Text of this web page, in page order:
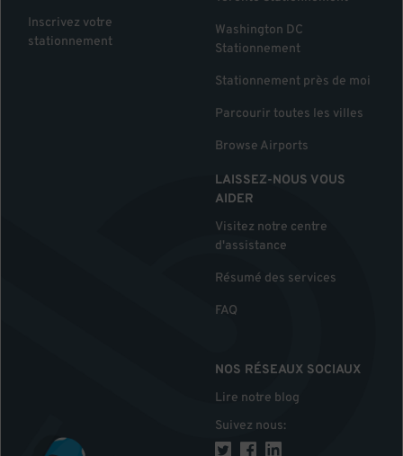
Inscrivez votre
stationnement
Washington DC
Stationnement
Stationnement près de moi
Parcourir toutes les villes
Browse Airports
LAISSEZ-NOUS VOUS
AIDER
Visitez notre centre
d'assistance
Résumé des services
FAQ
NOS RÉSEAUX SOCIAUX
Lire notre blog
Suivez nous: